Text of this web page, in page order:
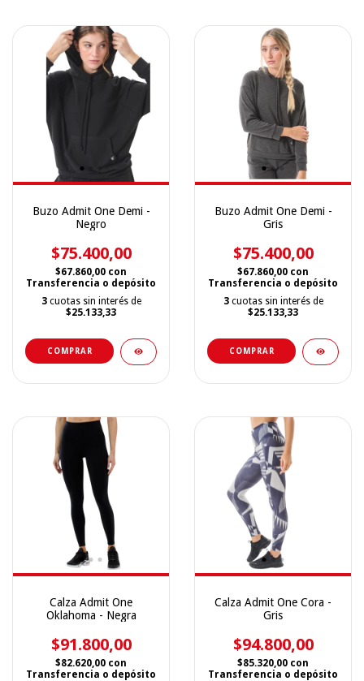
Buzo Admit One Demi -
Negro
$75.400,00
$67.860,00 con
Transferencia o depósito
3 cuotas sin interés de
$25.133,33
COMPRAR
Buzo Admit One Demi -
Gris
$75.400,00
$67.860,00 con
Transferencia o depósito
3 cuotas sin interés de
$25.133,33
COMPRAR
Calza Admit One
Oklahoma - Negra
$91.800,00
$82.620,00 con
Transferencia o depósito
Calza Admit One Cora -
Gris
$94.800,00
$85.320,00 con
Transferencia o depósito